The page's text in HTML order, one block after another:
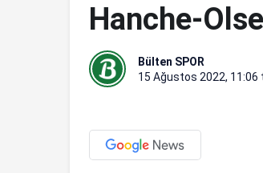
Hanche-
Bülten SPOR
15 Ağustos 2022, 11:06